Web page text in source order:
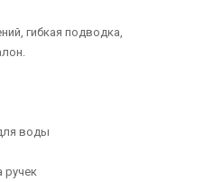
гибкая подводка,
воды
ручек